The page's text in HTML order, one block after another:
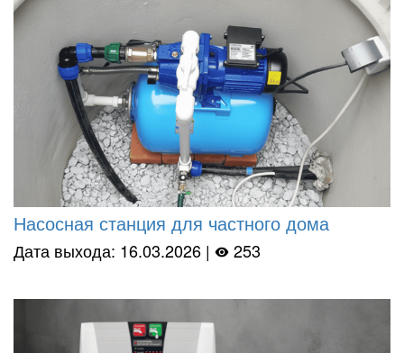
Насосная станция для частного дома
Дата выхода: 16.03.2026 | 253